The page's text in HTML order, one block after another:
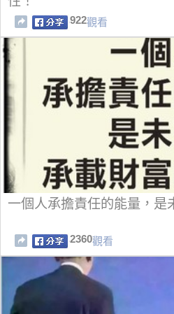
922觀看
一個人承擔責任的能量，是
2360觀看